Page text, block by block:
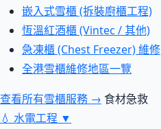
嵌入式雪櫃 (拆裝廚櫃工程)
恆溫紅酒櫃 (Vintec / 其他)
急凍櫃 (Chest Freezer) 維修
全港雪櫃維修地區一覽
查看所有雪櫃服務 → 食材急救
💧 水電工程 ▼